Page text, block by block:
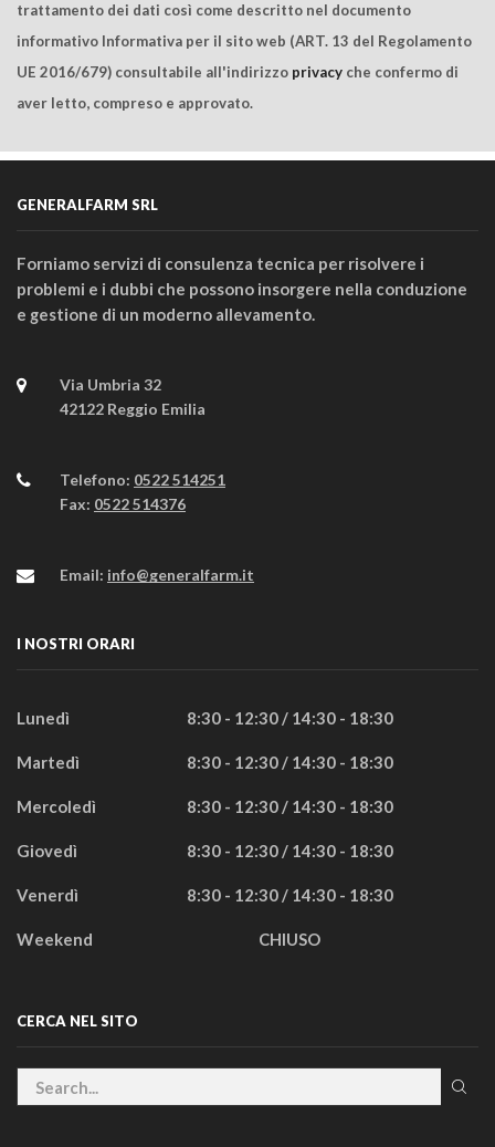
trattamento dei dati così come descritto nel documento
informativo Informativa per il sito web (ART. 13 del Regolamento
UE 2016/679) consultabile all'indirizzo privacy che confermo di
aver letto, compreso e approvato.
GENERALFARM SRL
Forniamo servizi di consulenza tecnica per risolvere i
problemi e i dubbi che possono insorgere nella conduzione
e gestione di un moderno allevamento.
Via Umbria 32
42122 Reggio Emilia
Telefono: 0522 514251
Fax: 0522 514376
Email: info@generalfarm.it
I NOSTRI ORARI
Lunedì 8:30 - 12:30 / 14:30 - 18:30
Martedì 8:30 - 12:30 / 14:30 - 18:30
Mercoledì 8:30 - 12:30 / 14:30 - 18:30
Giovedì 8:30 - 12:30 / 14:30 - 18:30
Venerdì 8:30 - 12:30 / 14:30 - 18:30
Weekend CHIUSO
CERCA NEL SITO